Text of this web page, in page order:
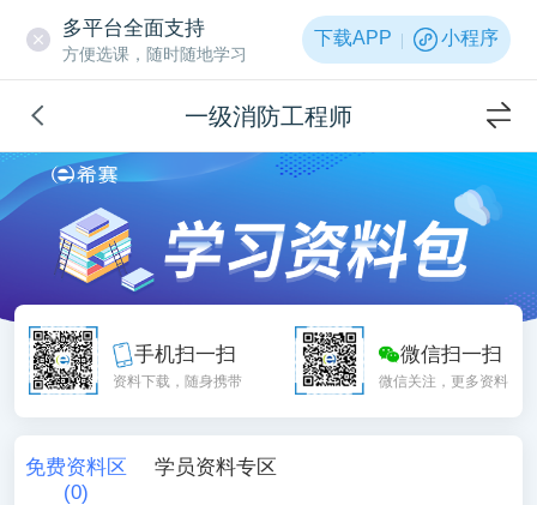
多平台全面支持
方便选课，随时随地学习
下载APP 小程序
一级消防工程师
手机扫一扫
资料下载，随身携带
微信扫一扫
微信关注，更多资料
免费资料区
(0)
学员资料专区